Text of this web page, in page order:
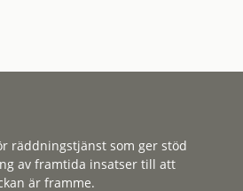
räddningstjänst som ger stöd
av framtida insatser till att
är framme.